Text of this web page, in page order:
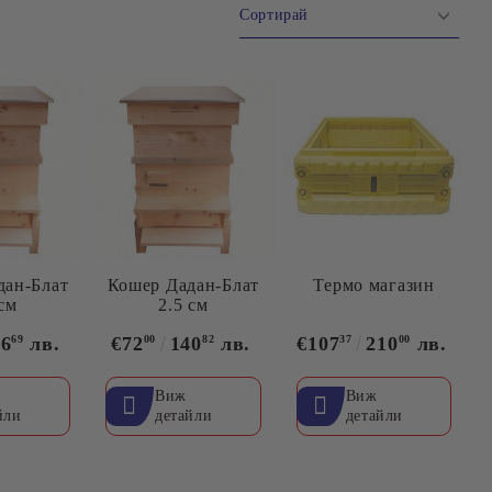
СУВЕНИРИ
Блат
69 лв.
Кошер Дадан-Блат
2.5 см
€7200 14082 лв.
Виж
детайли
Термо магазин
€10737 21000 лв.
Виж
детайли